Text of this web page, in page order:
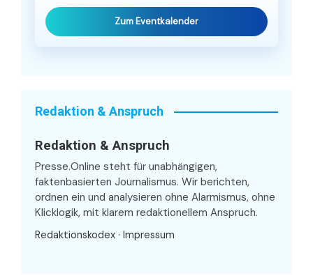
Zum Eventkalender
Redaktion & Anspruch
Redaktion & Anspruch
Presse.Online steht für unabhängigen,
faktenbasierten Journalismus. Wir berichten,
ordnen ein und analysieren ohne Alarmismus, ohne
Klicklogik, mit klarem redaktionellem Anspruch.
Redaktionskodex · Impressum